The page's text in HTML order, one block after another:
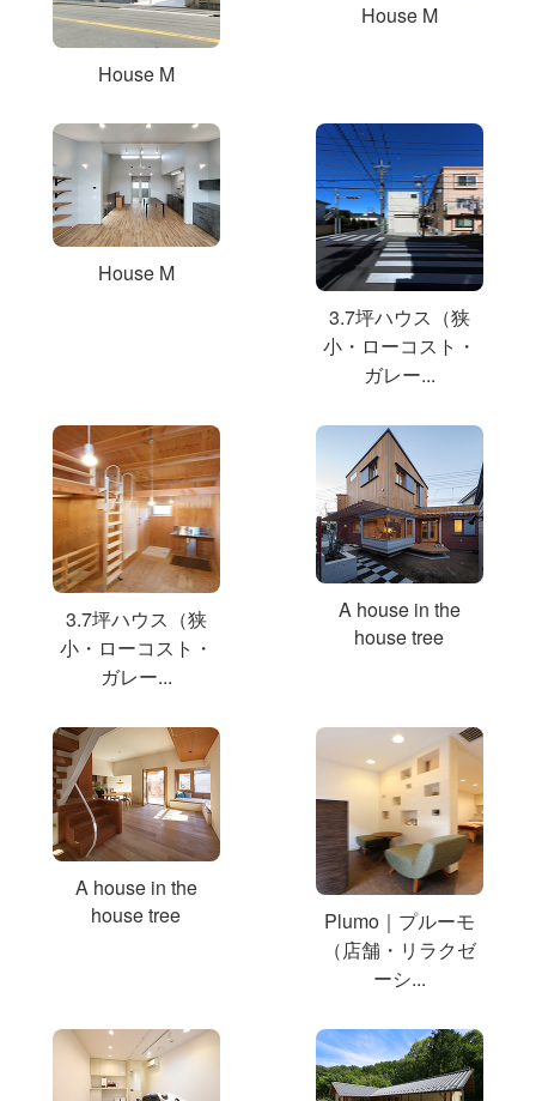
House M
House M
House M
3.7坪ハウス（狭
小・ローコスト・
ガレー...
3.7坪ハウス（狭
小・ローコスト・
ガレー...
A house in the
house tree
A house in the
house tree
Plumo｜プルーモ
（店舗・リラクゼ
ーシ...